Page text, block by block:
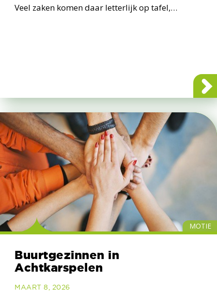
Veel zaken komen daar letterlijk op tafel,…
MOTIE
Buurtgezinnen in
Achtkarspelen
MAART 8, 2026